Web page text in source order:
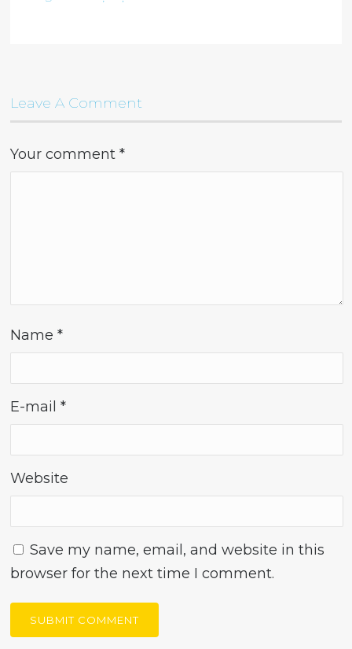
Leave A Comment
Your comment*
Name*
E-mail*
Website
Save my name, email, and website in this
browser for the next time I comment.